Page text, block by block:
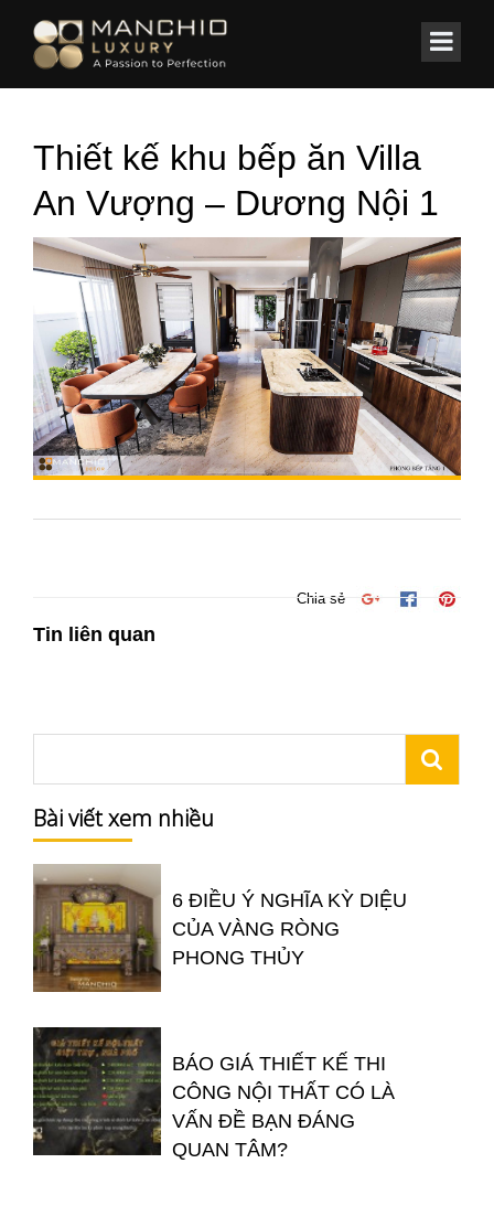
Home/BIỆT THỰ/ Biệt Thự An Vượng 180m2
Thiết kế khu bếp ăn Villa
An Vượng – Dương Nội 1
Chia sẻ
Tin liên quan
Bài viết xem nhiều
6 ĐIỀU Ý NGHĨA KỲ DIỆU
CỦA VÀNG RÒNG
PHONG THỦY
BÁO GIÁ THIẾT KẾ THI
CÔNG NỘI THẤT CÓ LÀ
VẤN ĐỀ BẠN ĐÁNG
QUAN TÂM?